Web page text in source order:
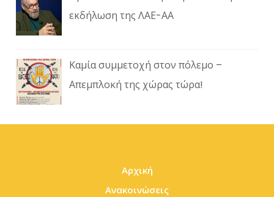
εκδήλωση της ΛΑΕ-ΑΑ
Καμία συμμετοχή στον πόλεμο –
Απεμπλοκή της χώρας τώρα!
Αρχική
Ανακοινώσεις